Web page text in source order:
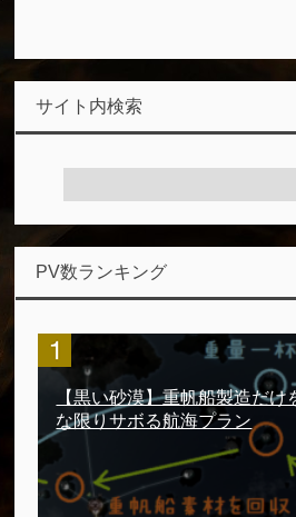
サイト内検索
PV数ランキング
【黒い砂漠】重帆船製造だ
な限りサボる航海プラン